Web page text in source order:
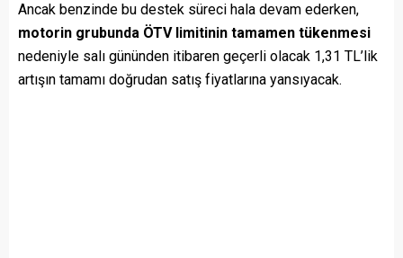
Ancak benzinde bu destek süreci hala devam ederken,
motorin grubunda ÖTV limitinin tamamen tükenmesi
nedeniyle salı gününden itibaren geçerli olacak 1,31 TL’lik
artışın tamamı doğrudan satış fiyatlarına yansıyacak.